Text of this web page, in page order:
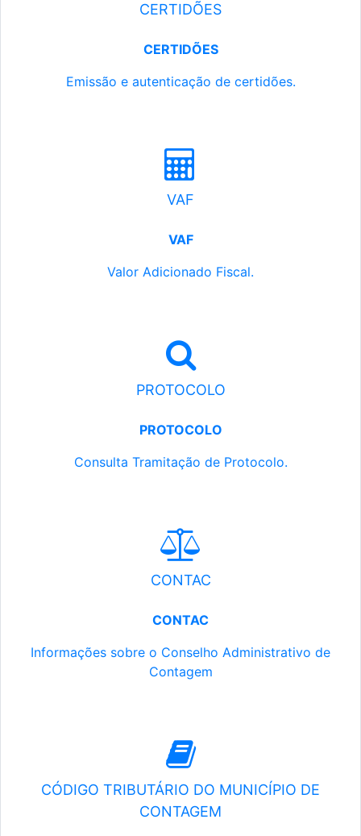
CERTIDÕES
CERTIDÕES
Emissão e autenticação de certidões.
VAF
VAF
Valor Adicionado Fiscal.
PROTOCOLO
PROTOCOLO
Consulta Tramitação de Protocolo.
CONTAC
CONTAC
Informações sobre o Conselho Administrativo de
Contagem
CÓDIGO TRIBUTÁRIO DO MUNICÍPIO DE
CONTAGEM